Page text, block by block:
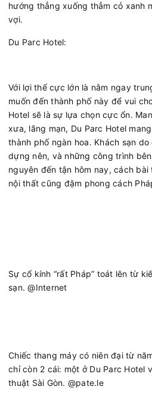
hướng thẳng xuống thẳm cỏ xanh
vợi.
Du Parc Hotel:
Với lợi thế cực lớn là nằm ngay
muốn đến thành phố này để vui
Hotel sẽ là sự lựa chọn cực ổn.
xưa, lãng mạn, Du Parc Hotel
thành phố ngàn hoa. Khách sạn
dựng nên, và những công trình
nguyên đến tận hôm nay, cách
nội thất cũng đậm phong cách
Sự cổ kính “rất Pháp” toát lên từ
sạn. @Internet
Chiếc thang máy có niên đại từ
chỉ còn 2 cái: một ở Du Parc Hotel
thuật Sài Gòn. @pate.le